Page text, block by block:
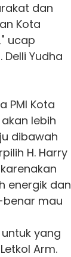
dan
Kota
ucap
Delli Yudha
PMI Kota
lebih
dibawah
H. Harry
energik dan
mau
yang
Arm.